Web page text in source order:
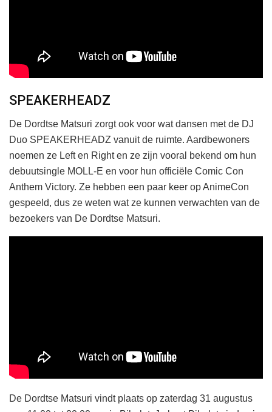
SPEAKERHEADZ
De Dordtse Matsuri zorgt ook voor wat dansen met de DJ
Duo SPEAKERHEADZ vanuit de ruimte. Aardbewoners
noemen ze Left en Right en ze zijn vooral bekend om hun
debuutsingle MOLL-E en voor hun officiële Comic Con
Anthem Victory. Ze hebben een paar keer op AnimeCon
gespeeld, dus ze weten wat ze kunnen verwachten van de
bezoekers van De Dordtse Matsuri.
De Dordtse Matsuri vindt plaats op zaterdag 31 augustus